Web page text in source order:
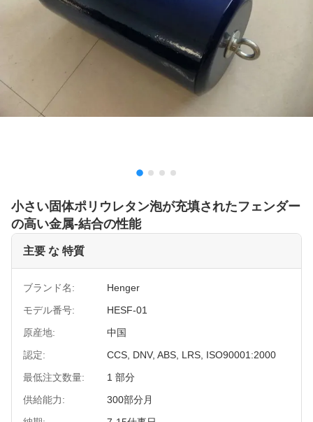
小さい固体ポリウレタン泡が充填されたフェンダー
の高い金属-結合の性能
主要 な 特質
ブランド名:
Henger
モデル番号:
HESF-01
原産地:
中国
認定:
CCS, DNV, ABS, LRS, ISO90001:2000
最低注文数量:
1 部分
供給能力:
300部分月